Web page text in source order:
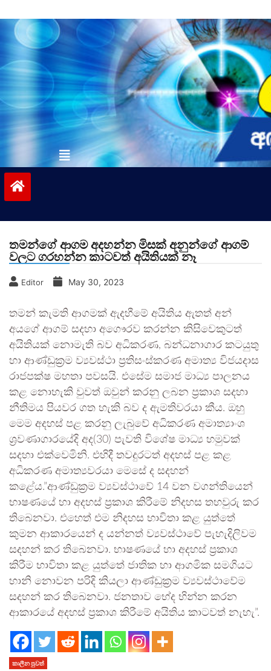
to
contentvinivida.lk
තමන්ගේ ආගම අදහන්න මිසක් අනුන්ගේ ආගම්
වලට ගරහන්න කාටවත් අයිතියක් නෑ
Editor May 30, 2023
තමන් කැමති ආගමක් ඇදහීමේ අයිතිය ඇතත් අන්
අයගේ ආගම් සදහා අගෞරව කරන්න කිසිවෙකුටත්
අයිතියක් නොමැති බව අධිකරණ, බන්ධනාගාර කටයුතු
හා ආණ්ඩුක්‍රම ව්‍යවස්ථා ප්‍රතිසංස්කරණ අමාත්‍ය විජයදාස
රාජපක්ෂ මහතා පවසයි. එසේම සමාජ මාධ්‍ය පාලනය
කළ නොහැකි වුවත් ඔවුන් කරනු ලබන ප්‍රකාශ සදහා
නීතිමය පියවර ගත හැකි බව ද ඇමතිවරයා කීය. ඔහු
මෙම අදහස් පළ කරනු ලැබුවේ අධිකරණ අමාත්‍යාංශ
ශ්‍රවණාගාරයේදි අද(30) පැවති විශේෂ මාධ්‍ය හමුවක්
සදහා එක්වෙමිනි. එහිදී තවදුරටත් අදහස් පළ කළ
අධිකරණ අමාත්‍යවරයා මෙසේ ද සදහන්
කළේය.”ආණ්ඩුක්‍රම ව්‍යවස්ථාවේ 14 වන වගන්තියෙන්
භාෂණයේ හා අදහස් ප්‍රකාශ කිරීමේ නිදහස තහවුරු කර
තිබෙනවා. එහෙත් එම නිදහස භාවිතා කළ යුත්තේ
කුමන ආකාරයෙන් ද යන්නත් ව්‍යවස්ථාවේ පැහැදිලිවම
සදහන් කර තිබෙනවා. භාෂණයේ හා අදහස් ප්‍රකාශ
කිරීම භාවිතා කළ යුත්තේ ජාතික හා ආගමික සමගියට
හානි නොවන පරිදි කියලා ආණ්ඩුක්‍රම ව්‍යවස්ථාවේම
සදහන් කර තිබෙනවා. ජනතාව භේද භින්න කරන
ආකාරයේ අදහස් ප්‍රකාශ කිරීමේ අයිතිය කාටවත් නැහැ”.
කාලීන පුවත්